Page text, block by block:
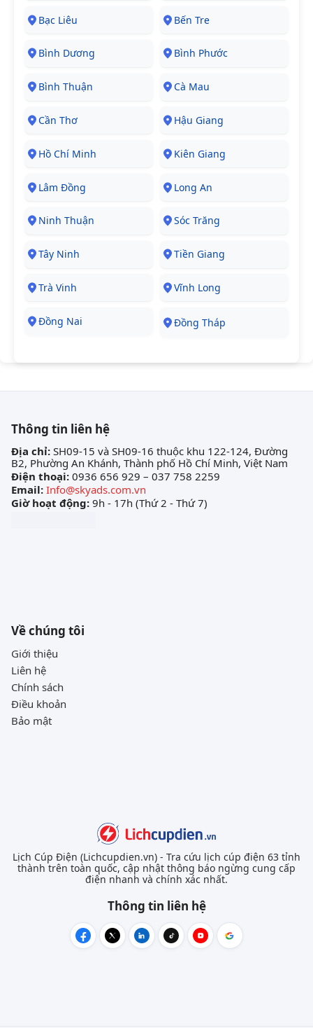
Bạc Liêu Bến Tre
Bình Dương Bình Phước
Bình Thuận Cà Mau
Cần Thơ Hậu Giang
Hồ Chí Minh Kiên Giang
Lâm Đồng Long An
Ninh Thuận Sóc Trăng
Tây Ninh Tiền Giang
Trà Vinh Vĩnh Long
Đồng Nai Đồng Tháp
Thông tin liên hệ
Địa chỉ: SH09-15 và SH09-16 thuộc khu 122-124, Đường
B2, Phường An Khánh, Thành phố Hồ Chí Minh, Việt Nam
Điện thoại: 0936 656 929 – 037 758 2259
Email: Info@skyads.com.vn
Giờ hoạt động: 9h - 17h (Thứ 2 - Thứ 7)
Về chúng tôi
Giới thiệu
Liên hệ
Chính sách
Điều khoản
Bảo mật
Lịch Cúp Điện (Lichcupdien.vn) - Tra cứu lịch cúp điện 63 tỉnh
thành trên toàn quốc, cập nhật thông báo ngừng cung cấp
điện nhanh và chính xác nhất.
Thông tin liên hệ